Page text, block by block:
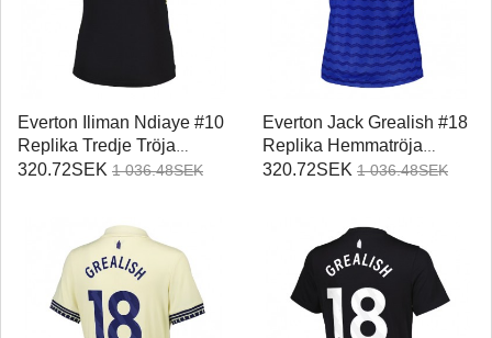
Everton Iliman Ndiaye #10
Replika Tredje Tröja
Damer 2025-26 Kortärmad
320.72SEK 1 036.48SEK
Everton Jack Grealish #18
Replika Hemmatröja
Damer 2025-26 Kortärmad
320.72SEK 1 036.48SEK